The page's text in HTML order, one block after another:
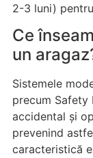
2-3 luni)
Ce
un
Sistemele
precum Safety
accidental și
prevenind
caracteristică